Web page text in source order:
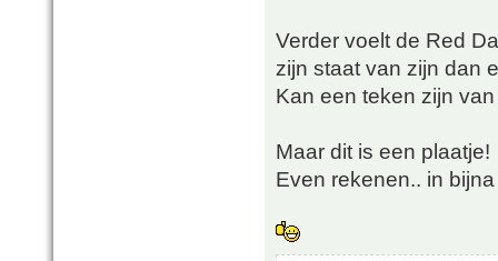
Verder voelt de Red
zijn staat van zijn dan
Kan een teken zijn
Maar dit is een plaatje!
Even rekenen.. in